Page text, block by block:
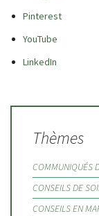
Pinterest
YouTube
LinkedIn
Thèmes
COMMUNIQUÉS
CONSEILS DE
CONSEILS EN